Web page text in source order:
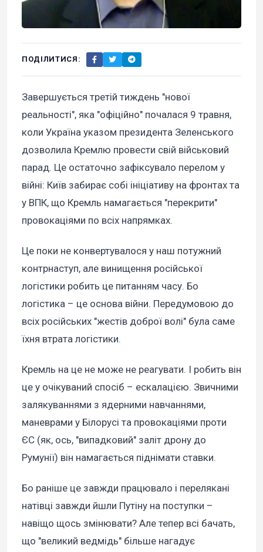
ПОДІЛИТИСЯ:
Завершується третій тиждень "нової
реальності", яка "офіційно" почалася 9 травня,
коли Україна указом президента Зеленського
дозволила Кремлю провести свій військовий
парад. Це остаточно зафіксувало перелом у
війні: Київ забирає собі ініціативу на фронтах та
у ВПК, що Кремль намагається "перекрити"
провокаціями по всіх напрямках.
Це поки не конвертувалося у наш потужний
контрнаступ, але винищення російської
логістики робить це питанням часу. Бо
логістика – це основа війни. Передумовою до
всіх російських "жестів доброї волі" була саме
їхня втрата логістики.
Кремль на це не може не реагувати. І робить він
це у очікуваний спосіб – ескалацією. Звичними
залякуваннями з ядерними навчаннями,
маневрами у Білорусі та провокаціями проти
ЄС (як, ось, "випадковий" заліт дрону до
Румунії) він намагається піднімати ставки.
Бо раніше це завжди працювало і перелякані
натівці завжди йшли Путіну на поступки –
навіщо щось змінювати? Але тепер всі бачать,
що "великий ведмідь" більше нагадує